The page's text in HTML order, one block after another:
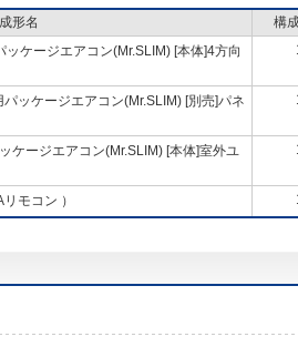
形名
構
ッケージエアコン(Mr.SLIM) [本体]4方向
パッケージエアコン(Mr.SLIM) [別売]パネ
ケージエアコン(Mr.SLIM) [本体]室外ユ
モコン ）